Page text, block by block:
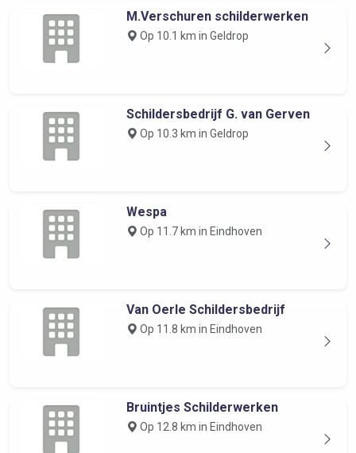
M.Verschuren schilderwerken
Op 10.1 km in Geldrop
Schildersbedrijf G. van Gerven
Op 10.3 km in Geldrop
Wespa
Op 11.7 km in Eindhoven
Van Oerle Schildersbedrijf
Op 11.8 km in Eindhoven
Bruintjes Schilderwerken
Op 12.8 km in Eindhoven